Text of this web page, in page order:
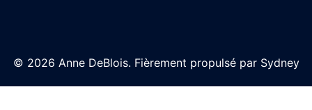
© 2026 Anne DeBlois. Fièrement propulsé par Sydney